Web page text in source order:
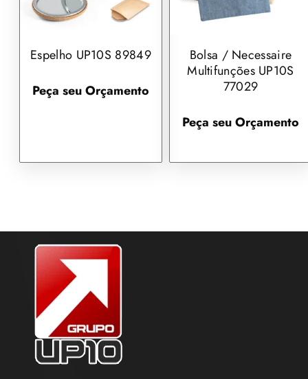
Espelho UP10S 89849
Peça seu Orçamento
Bolsa / Necessaire
Multifunções UP10S
77029
Peça seu Orçamento